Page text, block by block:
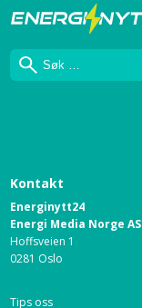
Søk
Kontakt
Energinytt24
Energi Media Norge AS
Hoffsveien 1
0281 Oslo
Tips oss